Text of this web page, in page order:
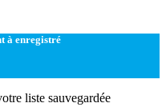
à enregistré
liste sauvegardée